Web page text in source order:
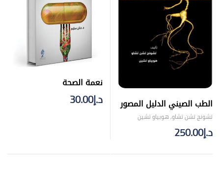
الطب الصيني الدليل المصور
لطب الأعشاب
تشونج تشن تشاو,هوبياو تشين
د.إ250.00
نعمة الصحة
د.إ30.00